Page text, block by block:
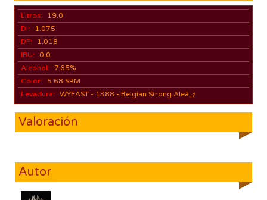
Litros:
19.0
DI:
1.075
DF:
1.018
IBU:
0.0
Alcohol: 7.65%
Color:
5.68 SRM
Levadura: WYEAST - 1388 - Belgian Strong Aleâ„¢
Valoración
Autor